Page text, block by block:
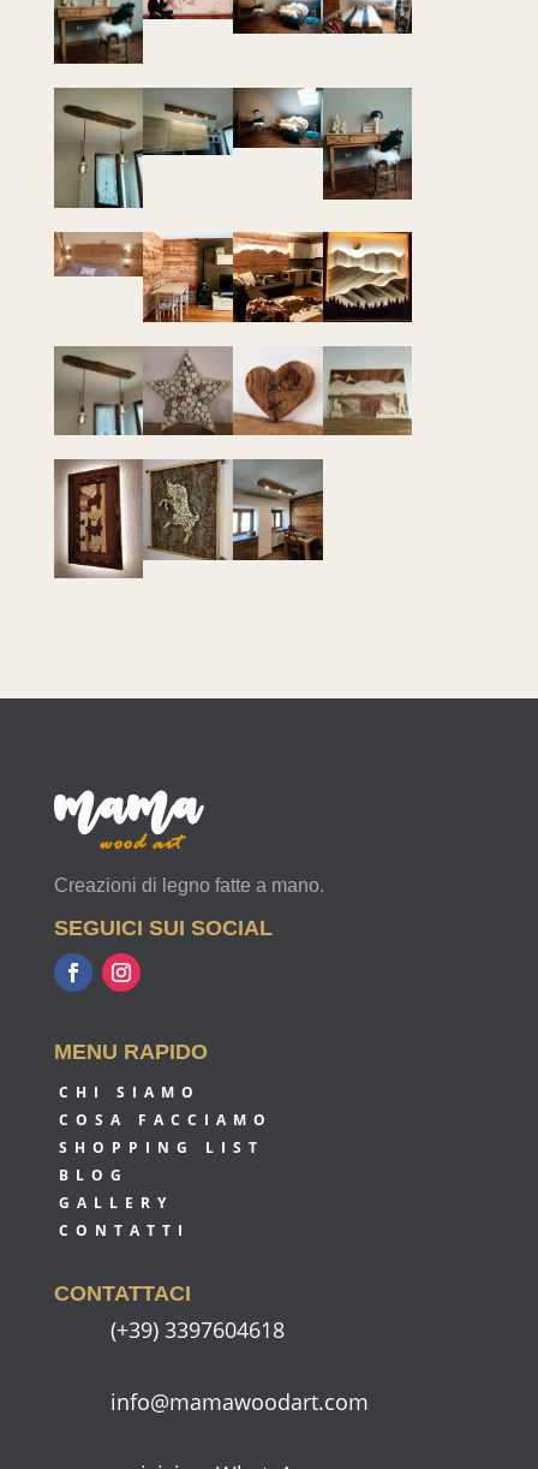
mama
wood art
Creazioni di legno fatte a mano.
SEGUICI SUI SOCIAL
MENU RAPIDO
CHI SIAMO
COSA FACCIAMO
SHOPPING LIST
BLOG
GALLERY
CONTATTI
CONTATTACI
(+39) 3397604618
info@mamawoodart.com